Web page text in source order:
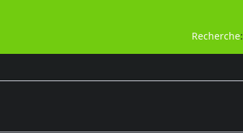
Recherche: